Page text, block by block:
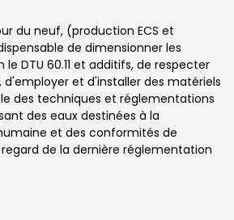
du neuf, (production ECS et
de dimensionner les
le DTU 60.11 et additifs, de respecter
d'employer et d'installer des matériels
des techniques et réglementations
des eaux destinées à la
et des conformités de
de la dernière réglementation